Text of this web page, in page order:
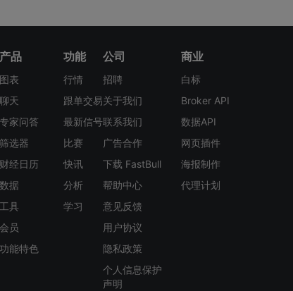
产品
图表
聊天
专家问答
筛选器
财经日历
数据
工具
会员
功能特色
功能
行情
跟单交易
最新信号
比赛
快讯
分析
学习
公司
招聘
关于我们
联系我们
广告合作
下载 FastBull
帮助中心
意见反馈
用户协议
隐私政策
个人信息保护
声明
商业
白标
Broker API
数据API
网页插件
海报制作
代理计划